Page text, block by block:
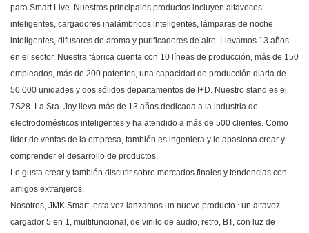
para Smart Live. Nuestros principales productos incluyen altavoces
inteligentes, cargadores inalámbricos inteligentes, lámparas de noche
inteligentes, difusores de aroma y purificadores de aire. Llevamos 13 años
en el sector. Nuestra fábrica cuenta con 10 líneas de producción, más de 150
empleados, más de 200 patentes, una capacidad de producción diaria de
50 000 unidades y dos sólidos departamentos de I+D. Nuestro stand es el
7S28. La Sra. Joy lleva más de 13 años dedicada a la industria de
electrodomésticos inteligentes y ha atendido a más de 500 clientes. Como
líder de ventas de la empresa, también es ingeniera y le apasiona crear y
comprender el desarrollo de productos.
Le gusta crear y también discutir sobre mercados finales y tendencias con
amigos extranjeros.
Nosotros, JMK Smart, esta vez lanzamos un nuevo producto : un altavoz
cargador 5 en 1, multifuncional, de vinilo de audio, retro, BT, con luz de